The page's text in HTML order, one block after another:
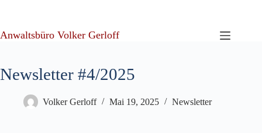
Anwaltsbüro Volker Gerloff
Newsletter #4/2025
Volker Gerloff Mai 19, 2025 Newsletter